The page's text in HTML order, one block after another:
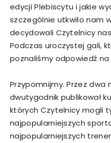
edycji Plebiscytu i jakie
szczególnie utkwiło nam
decydowali Czytelnicy
Podczas uroczystej gali,
poznaliśmy odpowiedź
Przypomnijmy. Przez dwa
dwutygodnik publikował
których Czytelnicy mogli
najpopularniejszych
najpopularniejszych